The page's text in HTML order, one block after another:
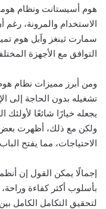
هوم أسيستانت ونظام
الاستخدام والمرونة،
سمارت ثينغز وآبل هوم
التوافق مع الأجهزة
ومن أبرز مميزات نظام
تشغيله بدون الحاجة إلى
يجعله خيارًا شائعًا لأولئك
ولكن مع ذلك، أظهرت بعض
الاحتياجات، مما يفتح
إجمالًا يمكن القول إن
بأسلوب أكثر كفاءة
لتحقيق التكامل الكامل